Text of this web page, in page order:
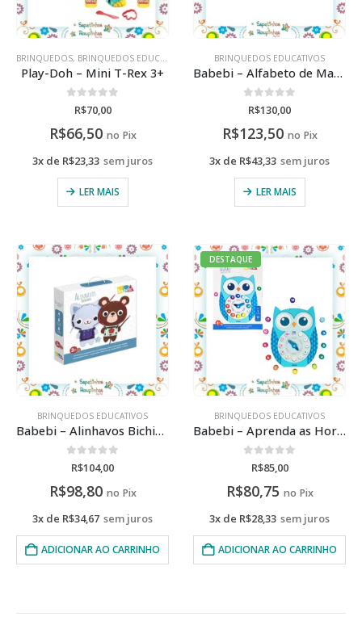
BRINQUEDOS, BRINQUEDOS EDUCATIVOS
Play-Doh – Mini T-Rex 3+
de 5
R$70,00
R$66,50 no Pix
3x de R$23,33 sem juros
LER MAIS
BRINQUEDOS EDUCATIVOS
Babebi – Alfabeto de Massinha Brinquedo Educativo
0de 5
R$130,00
R$123,50 no Pix
3x de R$43,33 sem juros
LER MAIS
BRINQUEDOS EDUCATIVOS
Babebi – Alinhavos Bichinhos
0de 5
R$104,00
R$98,80 no Pix
3x de R$34,67 sem juros
ADICIONAR AO CARRINHO
DESTAQUE
BRINQUEDOS EDUCATIVOS
Babebi – Aprenda as Horas com a Corujinha
de 5
R$85,00
R$80,75 no Pix
3x de R$28,33 sem juros
ADICIONAR AO CARRINHO